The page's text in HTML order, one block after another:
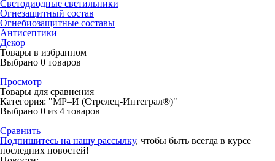
Светодиодные светильники
Огнезащитный состав
Огнебиозащитные составы
Антисептики
Декор
Товары в избранном
Выбрано 0 товаров
Просмотр
Товары для сравнения
Категория: "МР–И (Стрелец-Интеграл®)"
Выбрано 0 из 4 товаров
Сравнить
Подпишитесь на нашу рассылку, чтобы быть всегда в курсе
последних новостей!